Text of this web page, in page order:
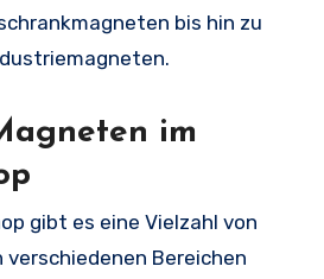
bis hin zu
im
gibt es eine Vielzahl von
Bereichen